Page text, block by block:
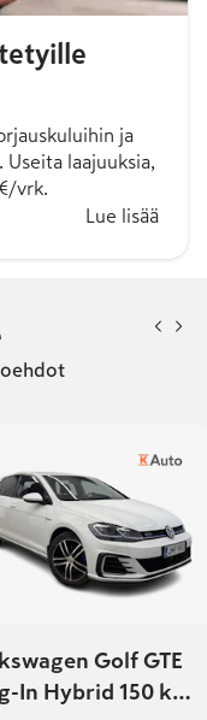
ja
laajuuksia,
vrk.
Lue lisää
Golf GTE
In Hybrid 150 kW